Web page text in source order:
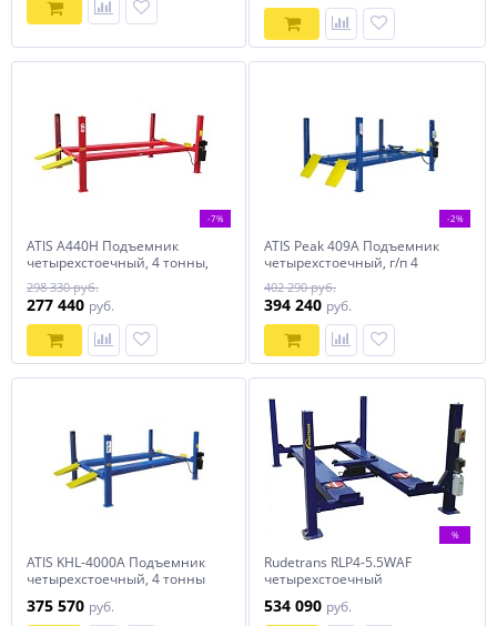
-7%
ATIS А440H Подъемник
четырехстоечный, 4 тонны,
для слесарных работ
298 330 руб.
277 440 руб.
-2%
ATIS Peak 409A Подъемник
четырехстоечный, г/п 4
тонны для сход-развала
402 290 руб.
394 240 руб.
ATIS KHL-4000A Подъемник
четырехстоечный, 4 тонны
375 570 руб.
%
Rudetrans RLP4-5.5WAF
четырехстоечный
г/п 5,5 тонн
534 090 руб.